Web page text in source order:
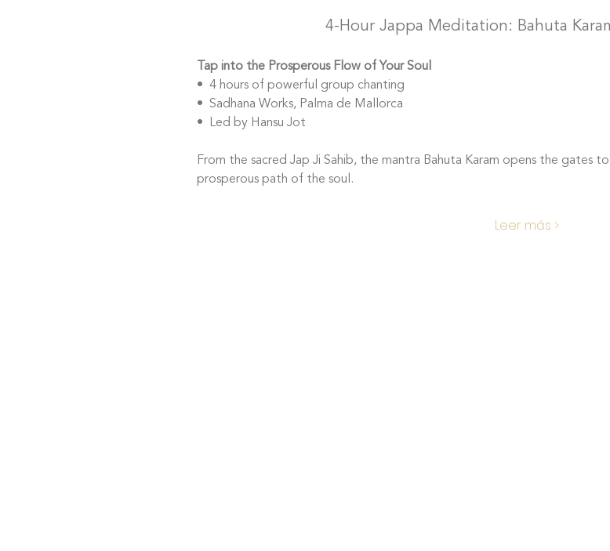
4-Hour Jappa Meditation: Bahuta
Tap into the Prosperous Flow of Your Soul
•⁠  ⁠4 hours of powerful group chanting
•⁠  ⁠Sadhana Works, Palma de Mallorca
•⁠  ⁠Led by Hansu Jot
From the sacred Jap Ji Sahib, the mantra Bahuta Karam opens the gates
prosperous path of the soul.
Leer más >